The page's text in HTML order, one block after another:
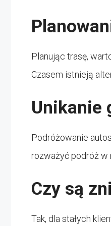
Planując trasę,
Czasem istnieją
Unikanie
Podróżowanie
rozważyć podróż w
Czy są
Tak, dla stałych